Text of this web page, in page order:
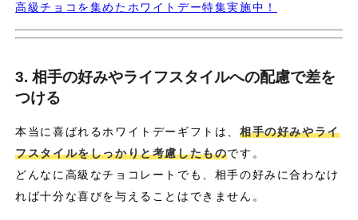
高級チョコを集めたホワイトデー特集実施中！
3. 相手の好みやライフスタイルへの配慮で差を
つける
本当に喜ばれるホワイトデーギフトは、 相手の好みやライ
フスタイルをしっかりと考慮したものです。
どんなに高級なチョコレートでも、相手の好みに合わなけ
れば十分な喜びを与えることはできません。